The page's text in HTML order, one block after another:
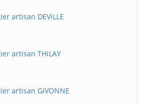
artisan DEViLLE
artisan THiLAY
artisan GiVONNE